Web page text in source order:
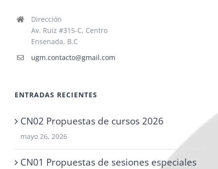
Dirección
Av. Ruiz #315-C, Centro
Ensenada, B.C
ugm.contacto@gmail.com
ENTRADAS RECIENTES
CN02 Propuestas de cursos 2026
mayo 26, 2026
CN01 Propuestas de sesiones especiales